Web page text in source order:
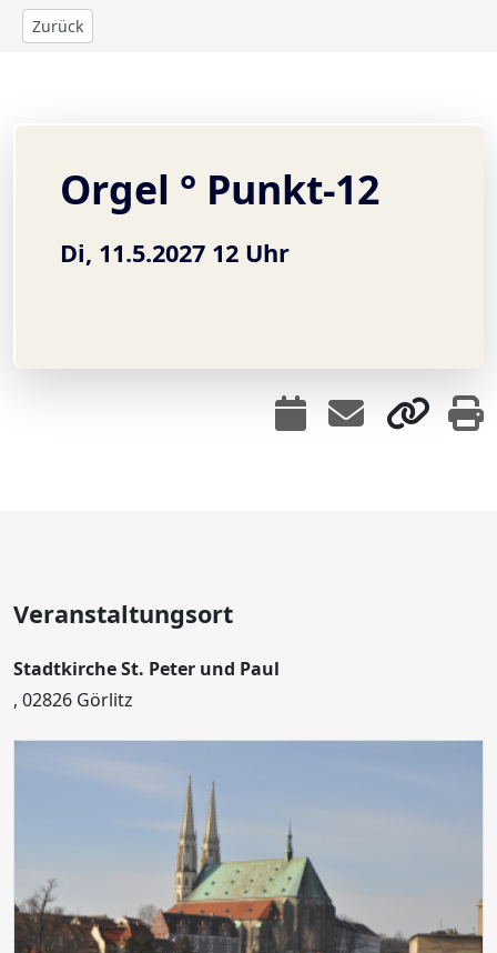
Zurück
Orgel ° Punkt-12
Di, 11.5.2027 12 Uhr
Veranstaltungsort
Stadtkirche St. Peter und Paul
, 02826 Görlitz